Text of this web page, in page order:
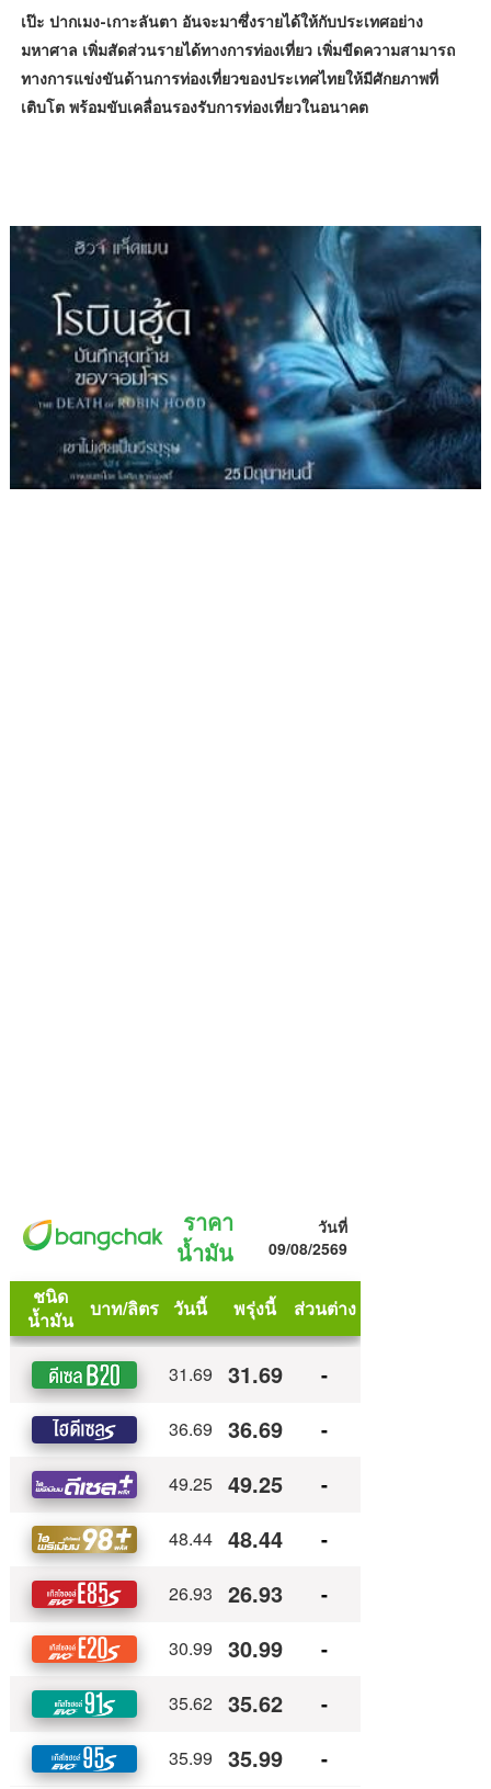
เป๊ะ ปากเมง-เกาะลันตา อันจะมาซึ่งรายได้ให้กับประเทศอย่าง
มหาศาล เพิ่มสัดส่วนรายได้ทางการท่องเที่ยว เพิ่มขีดความสามารถ
ทางการแข่งขันด้านการท่องเที่ยวของประเทศไทยให้มีศักยภาพที่
เติบโต พร้อมขับเคลื่อนรองรับการท่องเที่ยวในอนาคต